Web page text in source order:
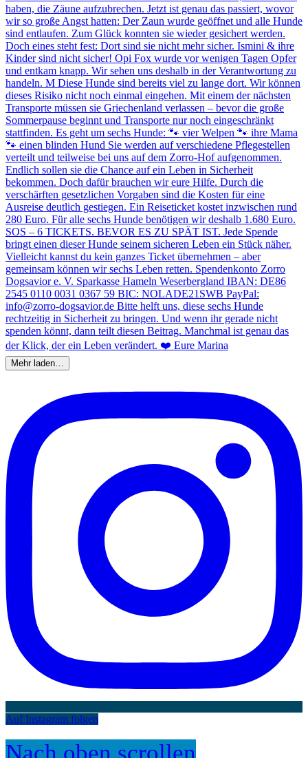
Mehr laden…
Auf Instagram folgen
Nach oben scrollen